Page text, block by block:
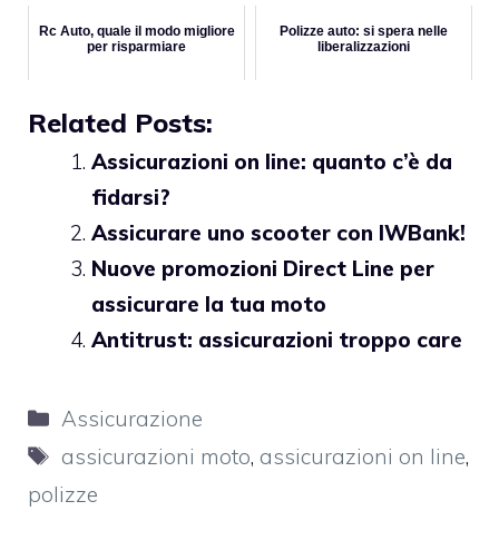
Rc Auto, quale il modo migliore
per risparmiare
Polizze auto: si spera nelle
liberalizzazioni
Related Posts:
Assicurazioni on line: quanto c’è da
fidarsi?
Assicurare uno scooter con IWBank!
Nuove promozioni Direct Line per
assicurare la tua moto
Antitrust: assicurazioni troppo care
Categorie
Assicurazione
Tag
assicurazioni moto, assicurazioni on line,
polizze